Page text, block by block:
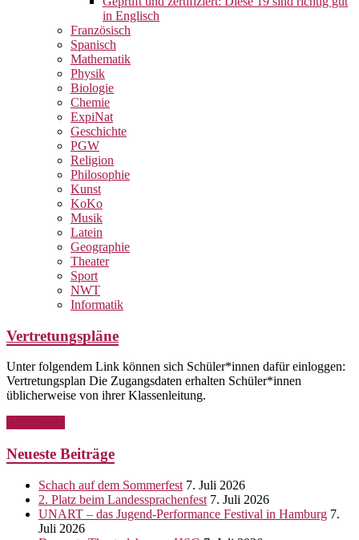
in Englisch
Französisch
Spanisch
Mathematik
Physik
Biologie
Chemie
ExpiNat
Geschichte
PGW
Religion
Philosophie
Kunst
KoKo
Musik
Latein
Geographie
Theater
Sport
NWT
Informatik
Vertretungspläne
Unter folgendem Link können sich Schüler*innen dafür einloggen:
Vertretungsplan Die Zugangsdaten erhalten Schüler*innen
üblicherweise von ihrer Klassenleitung.
Neueste Beiträge
Schach auf dem Sommerfest 7. Juli 2026
2. Platz beim Landessprachenfest 7. Juli 2026
UNART – das Jugend-Performance Festival in Hamburg 7.
Juli 2026